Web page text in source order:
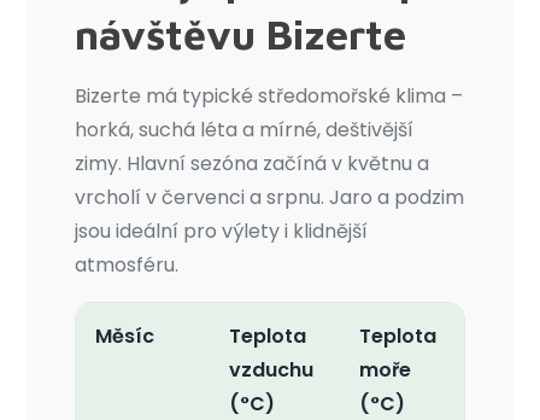
návštěvu Bizerte
Bizerte má typické středomořské klima –
horká, suchá léta a mírné, deštivější
zimy. Hlavní sezóna začíná v květnu a
vrcholí v červenci a srpnu. Jaro a podzim
jsou ideální pro výlety i klidnější
atmosféru.
Měsíc
Teplota
vzduchu
(°C)
Teplota
moře
(°C)